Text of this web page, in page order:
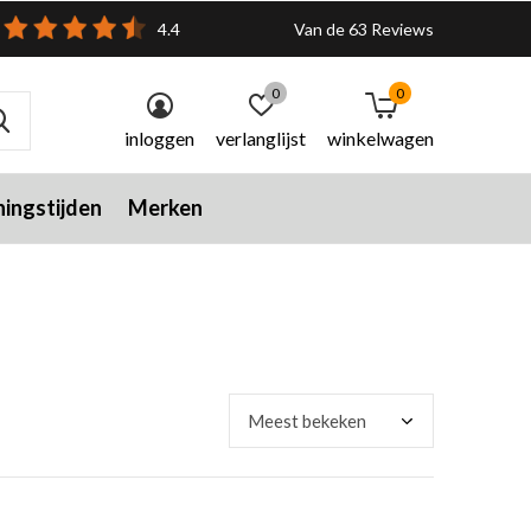
Merken
inloggen verlanglijst
0
winkelwagen
0
4.4 Van de 63 Reviews